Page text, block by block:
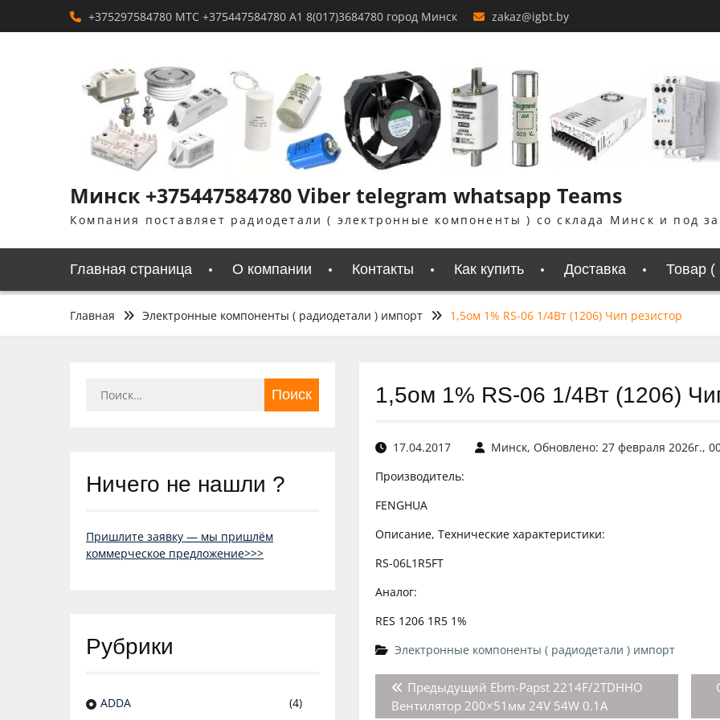
+375297584780 MTC +375447584780 A1 8(017)3684780 город Минск zakaz@igbt.by
Минск +375447584780 Viber telegram whatsapp Teams
Компания поставляет радиодетали ( электронные компоненты ) со склада Минск и под
Главная страница О компании Контакты Как купить Доставка Товар (
Главная Электронные компоненты ( радиодетали ) импорт 1,5ом 1% RS-06 1/4Вт (1206) Чип резистор
1,5ом 1% RS-06 1/4Вт (1206)
17.04.2017
Минск, Обновлено: 27 февраля 2026г.,
Производитель:
FENGHUA
Описание, Технические характеристики:
RS-06L1R5FT
Аналог:
RES 1206 1R5 1%
Электронные компоненты ( радиодетали ) импорт
Навигация
по
Предыдущий Предыдущая
запись:
Ebm-Papst 2214F/2TDHHO
Вентилятор 200×51мм 24V 54W 0.1A
Ничего не нашли ?
Пришлите заявку — мы пришлём
коммерческое предложение>>>
Рубрики
ADDA
(4)